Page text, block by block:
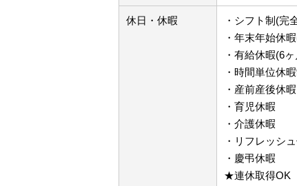
休日・休暇
・シフト制(完
・年末年始休
・有給休暇(6
・時間単位休
・産前産後休暇
・育児休暇
・介護休暇
・リフレッシ
・慶弔休暇
★連休取得OK